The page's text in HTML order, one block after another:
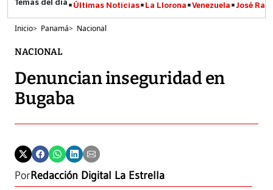
Últimas Noticias La Llorona Venezuela José
Inicio> Panamá> Nacional
NACIONAL
Denuncian inseguridad en
Bugaba
PorRedacción Digital La Estrella